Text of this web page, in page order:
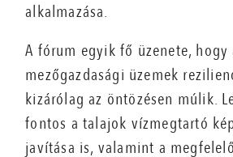
alkalmazása.
A fórum egyik fő üzenete, hogy
mezőgazdasági üzemek
kizárólag az öntözésen múlik.
fontos a talajok vízmegtartó
javítása is, valamint a